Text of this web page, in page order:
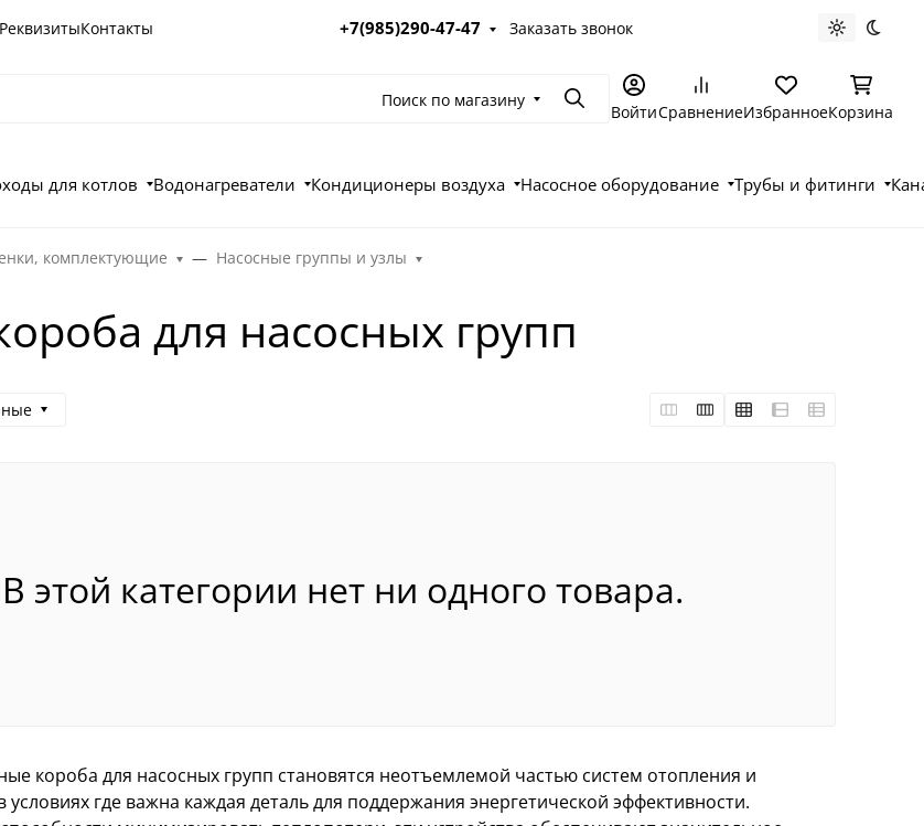
РеквизитыКонтакты +7(985)290-47-47 Заказать звонок Светлая
Поиск по магазину ПоискВойтиСравнениеИзбранноеКорзина
для котлов Водонагреватели Кондиционеры воздуха Насосное оборудование Трубы и фитинги
комплектующие
Насосные группы и узлы
для насосных групп
В этой категории нет ни одного товара.
короба для насосных групп становятся неотъемлемой частью систем отопления и
где важна каждая деталь для поддержания энергетической эффективности.